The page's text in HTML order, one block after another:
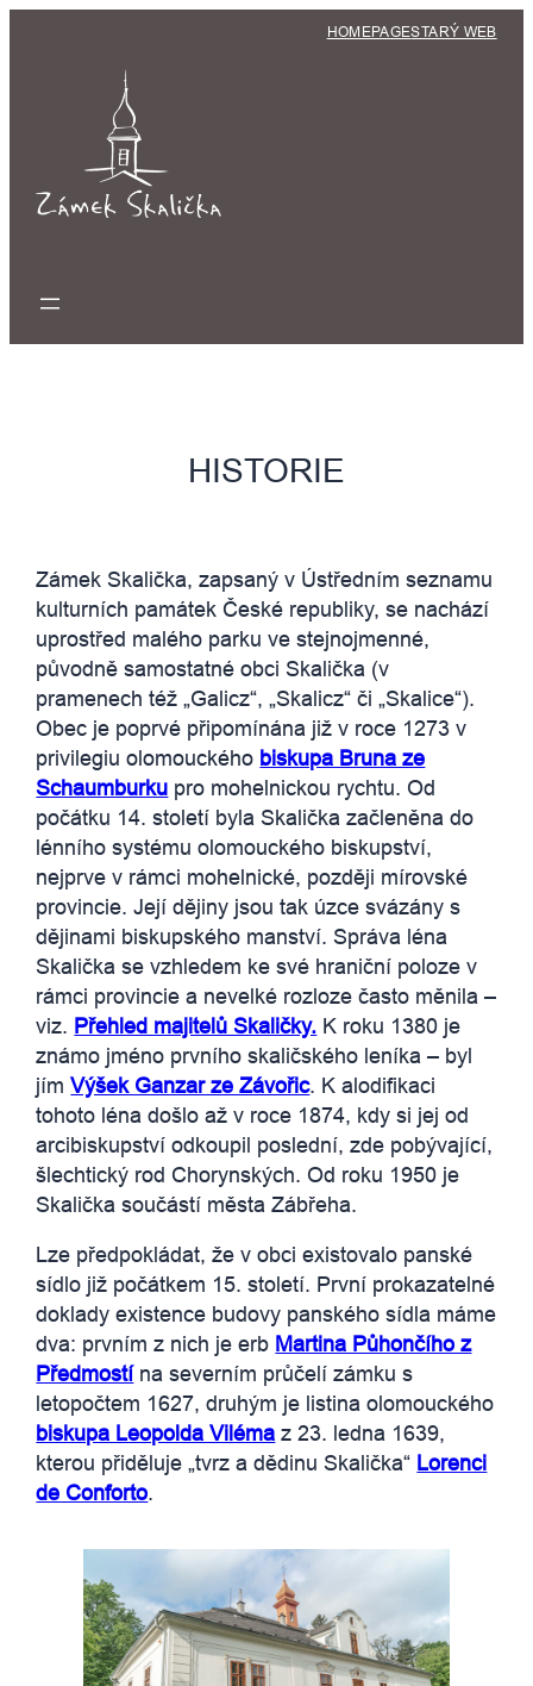
HOMEPAGESTARÝ WEB
HISTORIE
Zámek Skalička, zapsaný v Ústředním seznamu
kulturních památek České republiky, se nachází
uprostřed malého parku ve stejnojmenné,
původně samostatné obci Skalička (v
pramenech též „Galicz“, „Skalicz“ či „Skalice“).
Obec je poprvé připomínána již v roce 1273 v
privilegiu olomouckého biskupa Bruna ze
Schaumburku pro mohelnickou rychtu. Od
počátku 14. století byla Skalička začleněna do
lénního systému olomouckého biskupství,
nejprve v rámci mohelnické, později mírovské
provincie. Její dějiny jsou tak úzce svázány s
dějinami biskupského manství. Správa léna
Skalička se vzhledem ke své hraniční poloze v
rámci provincie a nevelké rozloze často měnila –
viz. Přehled majitelů Skaličky. K roku 1380 je
známo jméno prvního skaličského leníka – byl
jímVýšek Ganzar ze Závořic. K alodifikaci
tohoto léna došlo až v roce 1874, kdy si jej od
arcibiskupství odkoupil poslední, zde pobývající,
šlechtický rod Chorynských. Od roku 1950 je
Skalička součástí města Zábřeha.
Lze předpokládat, že v obci existovalo panské
sídlo již počátkem 15. století. První prokazatelné
doklady existence budovy panského sídla máme
dva: prvním z nich je erb Martina Půhončího z
Předmostína severním průčelí zámku s
letopočtem 1627, druhým je listina olomouckého
biskupa Leopolda Viléma z 23. ledna 1639,
kterou přiděluje „tvrz a dědinu Skalička“ Lorenci
de Conforto.